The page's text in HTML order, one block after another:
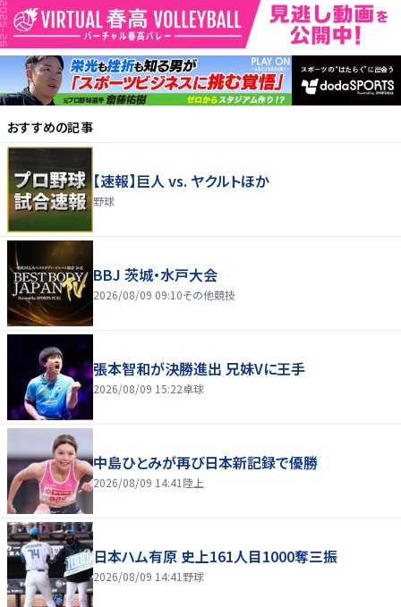
おすすめの記事
【速報】巨人 vs. ヤクルトほか
野球
BBJ 茨城・水戸大会
2026/08/09 09:10その他競技
張本智和が決勝進出 兄妹Vに王手
2026/08/09 15:22卓球
中島ひとみが再び日本新記録で優勝
2026/08/09 14:41 陸上
日本ハム有原 史上161人目1000奪三振
2026/08/09 14:41 野球